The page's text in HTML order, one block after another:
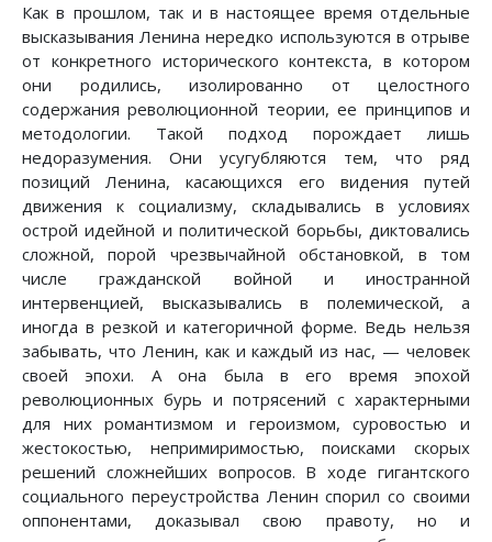
Как в прошлом, так и в настоящее время отдельные
высказывания Ленина нередко используются в отрыве
от конкретного исторического контекста, в котором
они родились, изолированно от целостного
содержания революционной теории, ее принципов и
методологии. Такой подход порождает лишь
недоразумения. Они усугубляются тем, что ряд
позиций Ленина, касающихся его видения путей
движения к социализму, складывались в условиях
острой идейной и политической борьбы, диктовались
сложной, порой чрезвычайной обстановкой, в том
числе гражданской войной и иностранной
интервенцией, высказывались в полемической, а
иногда в резкой и категоричной форме. Ведь нельзя
забывать, что Ленин, как и каждый из нас, — человек
своей эпохи. А она была в его время эпохой
революционных бурь и потрясений с характерными
для них романтизмом и героизмом, суровостью и
жестокостью, непримиримостью, поисками скорых
решений сложнейших вопросов. В ходе гигантского
социального переустройства Ленин спорил со своими
оппонентами, доказывал свою правоту, но и